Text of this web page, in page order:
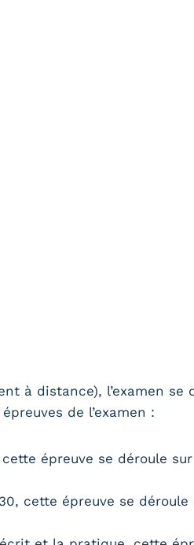
à distance), l’examen se
de l’examen :
épreuve se déroule
cette épreuve se déroule